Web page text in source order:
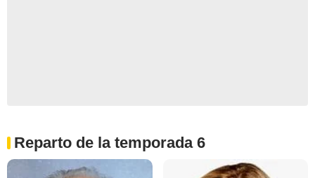
Reparto de la temporada 6